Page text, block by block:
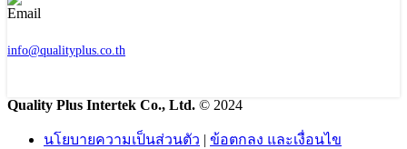
info@qualityplus.co.th
Quality Plus Intertek Co., Ltd. © 2024
นโยบายความเป็นส่วนตัว | ข้อตกลง และเงื่อนไข